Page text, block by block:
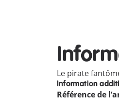
Le pirate
Information
Référence de